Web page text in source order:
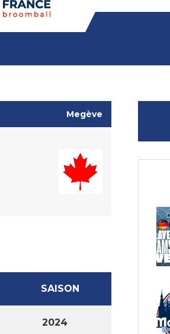
Megève
SAISON
2024